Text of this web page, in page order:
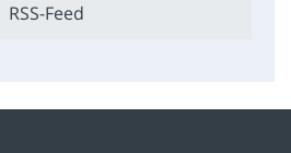
RSS-Feed